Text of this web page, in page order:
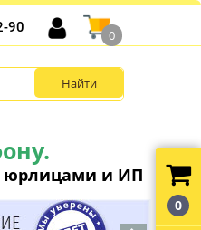
юрлицами и ИП
90
0
0